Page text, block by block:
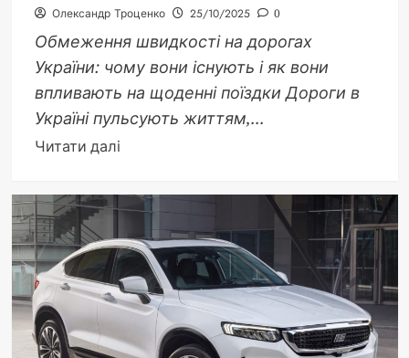
Олександр Троценко 25/10/2025 0
Обмеження швидкості на дорогах
України: чому вони існують і як вони
впливають на щоденні поїздки Дороги в
Україні пульсують життям,...
Читати даліДокладніше
На
скільки
можна
перевищити
швидкість
в
Україні:
толерантність